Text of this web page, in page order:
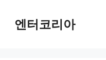
엔터코리아